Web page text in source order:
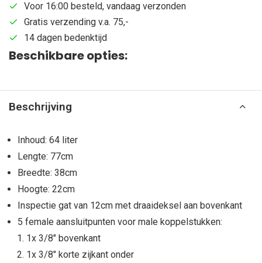
Voor 16:00 besteld, vandaag verzonden
Gratis verzending v.a. 75,-
14 dagen bedenktijd
Beschikbare opties:
Beschrijving
Inhoud: 64 liter
Lengte: 77cm
Breedte: 38cm
Hoogte: 22cm
Inspectie gat van 12cm met draaideksel aan bovenkant
5 female aansluitpunten voor male koppelstukken:
1x 3/8" bovenkant
1x 3/8" korte zijkant onder